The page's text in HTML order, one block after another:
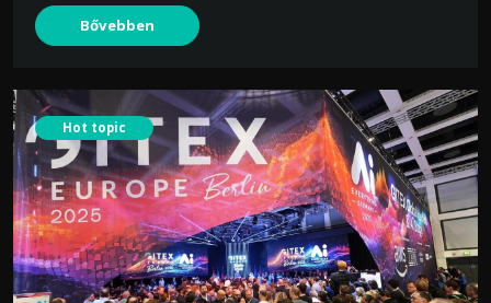
Bővebben
Hot topic